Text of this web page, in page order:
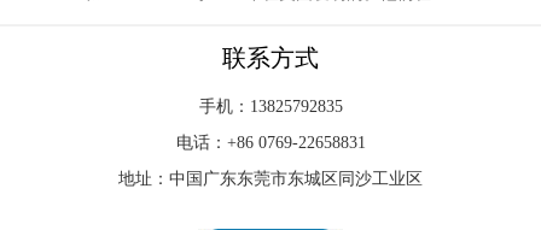
EDI设备厂家的安全与否，直接关系到人体的健康
EDI设备厂家的安全与否，直接关系到人体的健康，为了保障饮用
上保证用水的安全。还有一些工业用水，为了减少污染
联系方式
手机：13825792835
电话：+86 0769-22658831
地址：中国广东东莞市东城区同沙工业区